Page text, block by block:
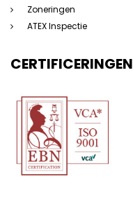
Zoneringen
ATEX Inspectie
CERTIFICERINGEN